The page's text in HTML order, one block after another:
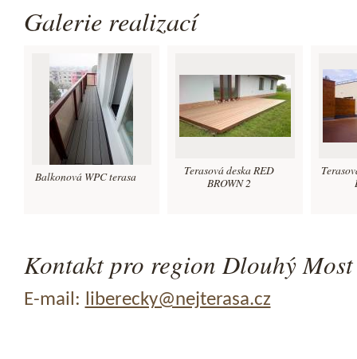
Galerie realizací
Balkonová WPC terasa
Terasová deska RED
BROWN 2
Kontakt pro region Dlouhý
E-mail: liberecky@nejterasa.cz